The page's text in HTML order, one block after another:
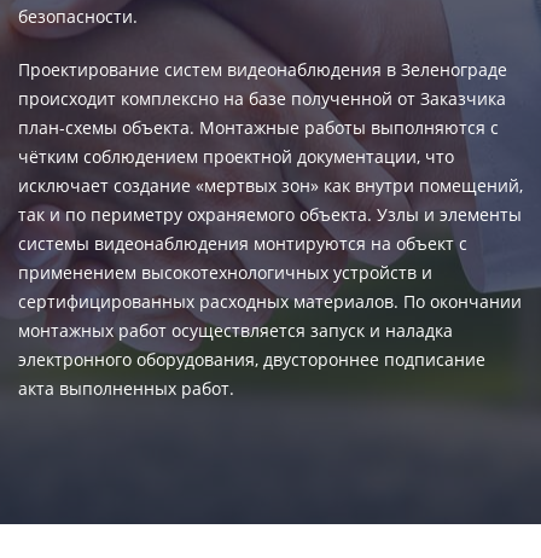
безопасности.
Проектирование систем видеонаблюдения в Зеленограде
происходит комплексно на базе полученной от Заказчика
план-схемы объекта. Монтажные работы выполняются с
чётким соблюдением проектной документации, что
исключает создание «мертвых зон» как внутри помещений,
так и по периметру охраняемого объекта. Узлы и элементы
системы видеонаблюдения монтируются на объект с
применением высокотехнологичных устройств и
сертифицированных расходных материалов. По окончании
монтажных работ осуществляется запуск и наладка
электронного оборудования, двустороннее подписание
акта выполненных работ.